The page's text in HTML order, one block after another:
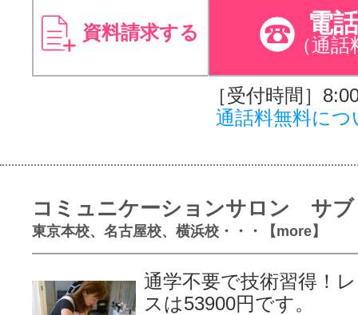
資料請求する 電
（通話
［受付時間］
通話料無料につ
コミュニケーションサロン サブ
東京本校、名古屋校、横浜校・・・【more】
通学不要で技術習得！
スは53900円です。